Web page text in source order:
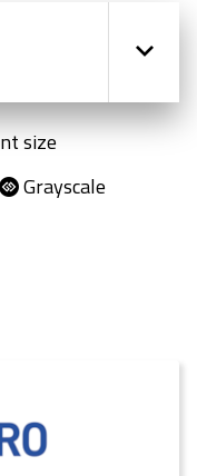
size
Grayscale